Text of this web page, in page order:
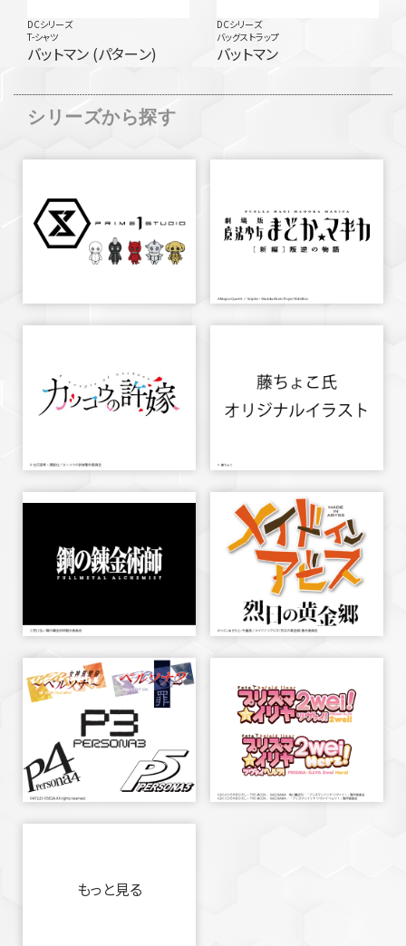
DCシリーズ
T-シャツ
バットマン (パターン)
DCシリーズ
バッグストラップ
バットマン
シリーズから探す
もっと見る